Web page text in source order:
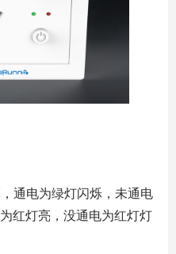
通电为绿灯闪烁，未通电
红灯亮，没通电为红灯灯